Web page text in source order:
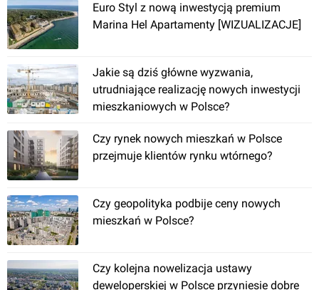
zobacz44oferty
Osiedle Przy Ryżowej
zobacz1 ofertę
Warszawa, Ryżowa 62
Osiedle Międzyleska
Euro Styl z nową inwestycją premium
Marina Hel Apartamenty [WIZUALIZACJE]
Jakie są dziś główne wyzwania,
utrudniające realizację nowych inwestycji
mieszkaniowych w Polsce?
Czy rynek nowych mieszkań w Polsce
przejmuje klientów rynku wtórnego?
Czy geopolityka podbije ceny nowych
mieszkań w Polsce?
Czy kolejna nowelizacja ustawy
deweloperskiej w Polsce przyniesie dobre